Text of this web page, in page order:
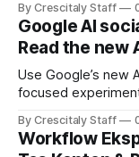
marketing
By Crescitaly Staff
Google AI
Read the new
Use Google’s new
focused
By Crescitaly Staff
Workflow